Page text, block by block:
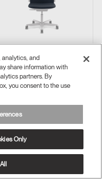
analytics, and
share information with
partners. By
you consent to the use
Only